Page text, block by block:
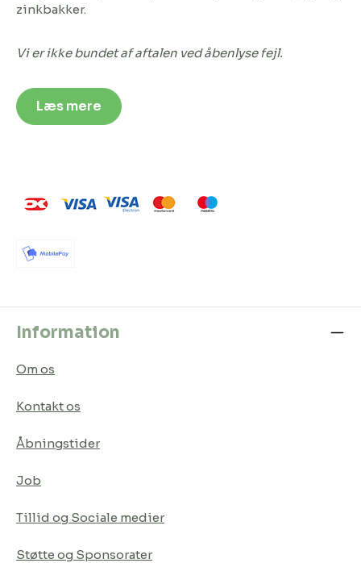
zinkbakker.
Vi er ikke bundet af aftalen ved åbenlyse fejl.
Læs mere
Information
Om os
Kontakt os
Åbningstider
Job
Tillid og Sociale medier
Støtte og Sponsorater